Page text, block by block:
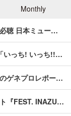
Monthly
聴 日本ミュー…
いっち! いっち!!…
ゲネプロレポー…
『FEST. INAZU…